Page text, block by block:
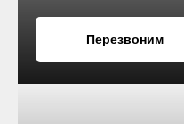
Перезвоним